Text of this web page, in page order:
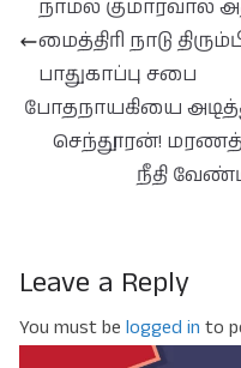
நாமல் குமாரவால்
மைத்திரி நாடு
பாதுகாப்பு சபை
போதநாயகியை
செந்தூரன்!
நீதி
Leave a Reply
You must be logged in to